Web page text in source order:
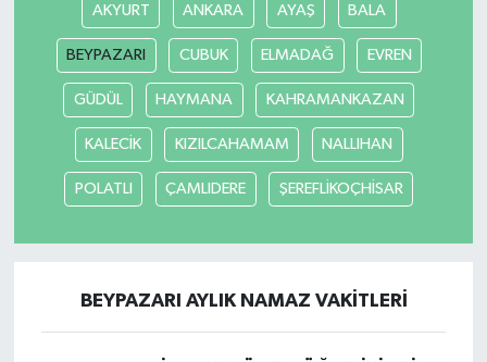
AKYURT ANKARA AYAŞ BALA
BEYPAZARI CUBUK ELMADAĞ EVREN
GÜDÜL HAYMANA KAHRAMANKAZAN
KALECİK KIZILCAHAMAM NALLIHAN
POLATLI ÇAMLIDERE ŞEREFLİKOÇHİSAR
BEYPAZARI AYLIK NAMAZ VAKITLERI